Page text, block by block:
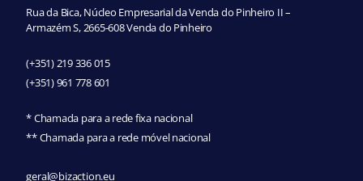
Rua da Bica, Núcleo Empresarial da Venda do Pinheiro II –
Armazém S, 2665-608 Venda do Pinheiro
(+351) 219 336 015
(+351) 961 778 601
* Chamada para a rede fixa nacional
** Chamada para a rede móvel nacional
geral@bizaction.eu